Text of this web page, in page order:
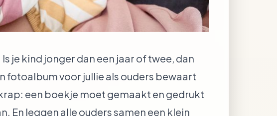
je kind jonger dan een jaar of twee, dan
fotoalbum voor jullie als ouders bewaart
een boekje moet gemaakt en gedrukt
En leggen alle ouders samen een klein